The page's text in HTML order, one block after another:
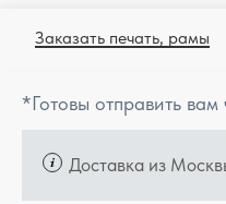
Заказать печать, рамы
*Готовы отправить
Доставка из